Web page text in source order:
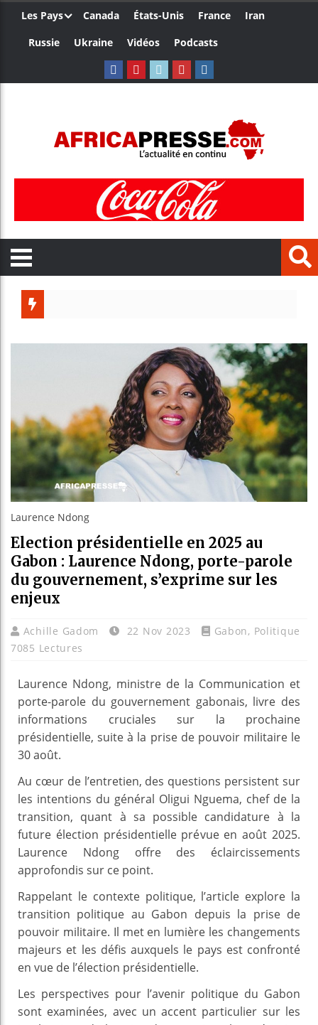
Les Pays Canada États-Unis France
Iran
Russie
Ukraine Vidéos Podcasts
Bénin
Laurence Ndong
Election présidentielle en 2025 au
Gabon : Laurence Ndong, porte-parole
du gouvernement, s’exprime sur les
enjeux
Achille Gadom 22 Nov 2023 Gabon, Politique
7085 Lectures
Laurence Ndong, ministre de la Communication et
porte-parole du gouvernement gabonais, livre des
informations cruciales sur la prochaine
présidentielle, suite à la prise de pouvoir militaire le
30 août.
Au cœur de l’entretien, des questions persistent sur
les intentions du général Oligui Nguema, chef de la
transition, quant à sa possible candidature à la
future élection présidentielle prévue en août 2025.
Laurence Ndong offre des éclaircissements
approfondis sur ce point.
Rappelant le contexte politique, l’article explore la
transition politique au Gabon depuis la prise de
pouvoir militaire. Il met en lumière les changements
majeurs et les défis auxquels le pays est confronté
en vue de l’élection présidentielle.
Les perspectives pour l’avenir politique du Gabon
sont examinées, avec un accent particulier sur les